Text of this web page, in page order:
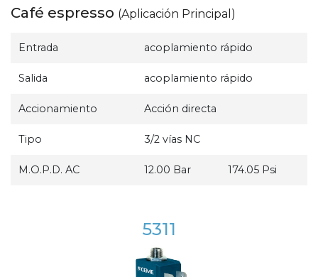
Café espresso (Aplicación Principal)
Entrada acoplamiento rápido
Salida acoplamiento rápido
Accionamiento Acción directa
Tipo 3/2 vías NC
M.O.P.D. AC 12.00 Bar 174.05 Psi
5311